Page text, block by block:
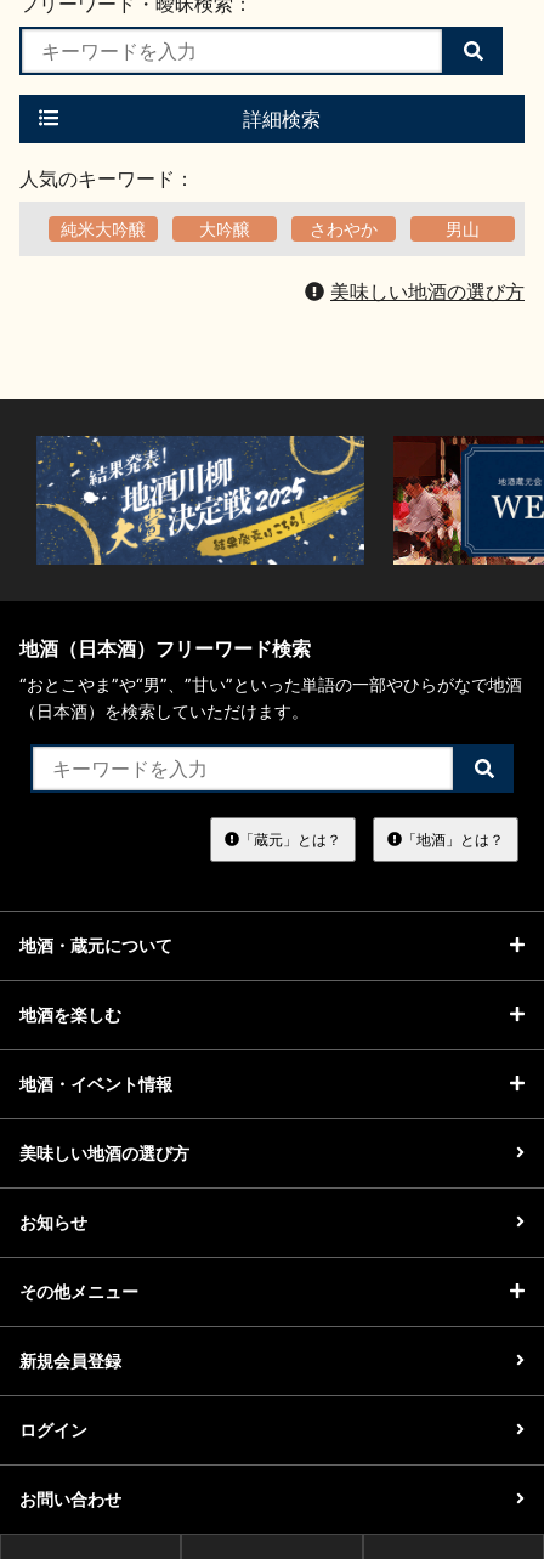
検
索
す
詳細検索
人気のキーワード：
純米大吟醸 大吟醸 さわやか 男山
美味しい地酒の選び方
地酒（日本酒）フリーワード検索
“おとこやま”や“男”、”甘い”といった単語の一部やひらがなで地酒
（日本酒）を検索していただけます。
検
索
る
「蔵元」とは？ 「地酒」とは？
地酒・蔵元について
地酒を楽しむ
地酒・イベント情報
美味しい地酒の選び方
お知らせ
その他メニュー
新規会員登録
ログイン
お問い合わせ